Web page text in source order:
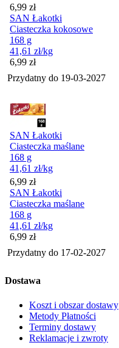
Cena
6,99 zł
SAN Łakotki
Ciasteczka kokosowe
168 g
41,61 zł/kg
Cena
6,99 zł
Przydatny do 19-03-2027
SAN Łakotki
Ciasteczka maślane
168 g
41,61 zł/kg
Cena
6,99 zł
SAN Łakotki
Ciasteczka maślane
168 g
41,61 zł/kg
Cena
6,99 zł
Przydatny do 17-02-2027
Dostawa
Koszt i obszar dostawy
Metody Płatności
Terminy dostawy
Reklamacje i zwroty